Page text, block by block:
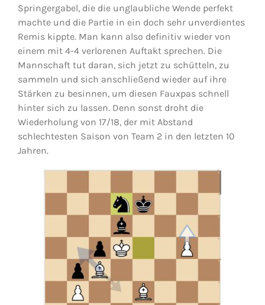
Springergabel, die die unglaubliche Wende perfekt
machte und die Partie in ein doch sehr unverdientes
Remis kippte. Man kann also definitiv wieder von
einem mit 4-4 verlorenen Auftakt sprechen. Die
Mannschaft tut daran, sich jetzt zu schütteln, zu
sammeln und sich anschließend wieder auf ihre
Stärken zu besinnen, um diesen Fauxpas schnell
hinter sich zu lassen. Denn sonst droht die
Wiederholung von 17/18, der mit Abstand
schlechtesten Saison von Team 2 in den letzten 10
Jahren.